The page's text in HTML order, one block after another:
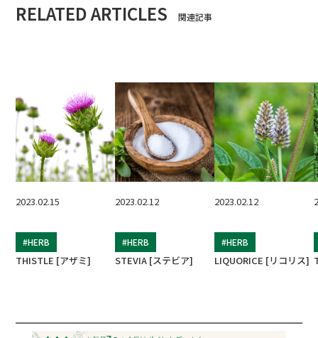
RELATED ARTICLES 関連記事
2023.02.15
#HERB
THISTLE [アザミ]
2023.02.12
#HERB
STEVIA [ステビア]
2023.02.12
#HERB
LIQUORICE [リコリス]